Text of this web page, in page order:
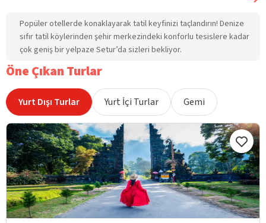
Popüler otellerde konaklayarak tatil keyfinizi taçlandırın! Denize
sıfır tatil köylerinden şehir merkezindeki konforlu tesislere kadar
çok geniş bir yelpaze Setur’da sizleri bekliyor.
Öne Çıkan Turlar
Yurt Dışı Turlar Yurt İçi Turlar Gemi